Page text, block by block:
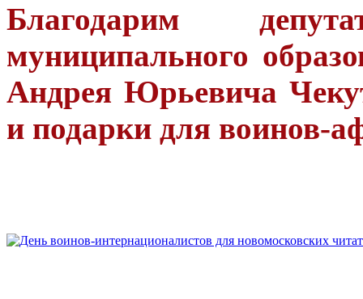
Благодарим
муниципального
Андрея Юрьевича
и подарки для воинов-